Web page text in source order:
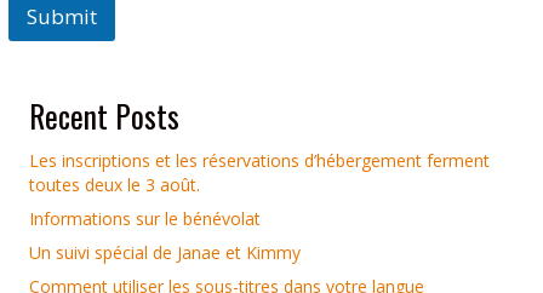
Submit
Recent Posts
Les inscriptions et les réservations d’hébergement ferment
toutes deux le 3 août.
Informations sur le bénévolat
Un suivi spécial de Janae et Kimmy
Comment utiliser les sous-titres dans votre langue